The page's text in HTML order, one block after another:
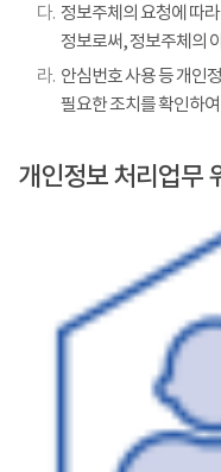
다. 정보주체의 요청에 따
정보로써, 정보주체의
라. 안심번호 사용 등 개인
필요한 조치를 확인하여
개인정보 처리업무